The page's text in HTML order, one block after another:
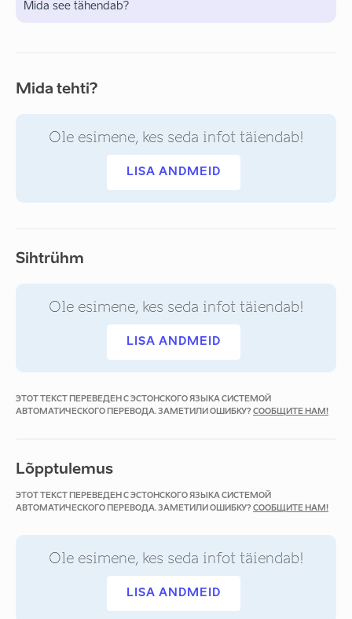
Mida see tähendab?
Mida tehti?
Ole esimene, kes seda infot täiendab!
LISA ANDMEID
Sihtrühm
Ole esimene, kes seda infot täiendab!
LISA ANDMEID
ЭТОТ ТЕКСТ ПЕРЕВЕДЕН С ЭСТОНСКОГО ЯЗЫКА СИСТЕМОЙ
АВТОМАТИЧЕСКОГО ПЕРЕВОДА. ЗАМЕТИЛИ ОШИБКУ? СООБЩИТЕ НАМ!
Lõpptulemus
ЭТОТ ТЕКСТ ПЕРЕВЕДЕН С ЭСТОНСКОГО ЯЗЫКА СИСТЕМОЙ
АВТОМАТИЧЕСКОГО ПЕРЕВОДА. ЗАМЕТИЛИ ОШИБКУ? СООБЩИТЕ НАМ!
Ole esimene, kes seda infot täiendab!
LISA ANDMEID